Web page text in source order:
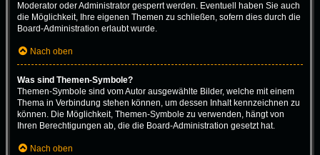
Moderator oder Administrator gesperrt werden. Eventuell haben Sie auch
die Möglichkeit, Ihre eigenen Themen zu schließen, sofern dies durch die
Board-Administration erlaubt wurde.
Nach oben
Was sind Themen-Symbole?
Themen-Symbole sind vom Autor ausgewählte Bilder, welche mit einem
Thema in Verbindung stehen können, um dessen Inhalt kennzeichnen zu
können. Die Möglichkeit, Themen-Symbole zu verwenden, hängt von
Ihren Berechtigungen ab, die die Board-Administration gesetzt hat.
Nach oben